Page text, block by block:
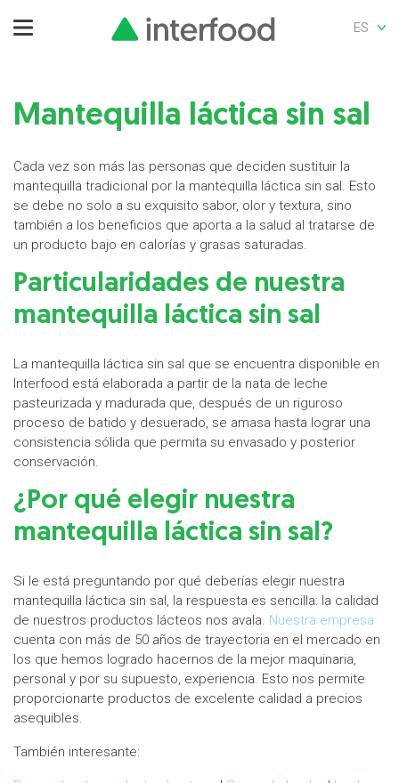
ES
Mantequilla láctica sin sal
Cada vez son más las personas que deciden sustituir la
mantequilla tradicional por la mantequilla láctica sin sal. Esto
se debe no solo a su exquisito sabor, olor y textura, sino
también a los beneficios que aporta a la salud al tratarse de
un producto bajo en calorías y grasas saturadas.
Particularidades de nuestra
mantequilla láctica sin sal
La mantequilla láctica sin sal que se encuentra disponible en
Interfood está elaborada a partir de la nata de leche
pasteurizada y madurada que, después de un riguroso
proceso de batido y desuerado, se amasa hasta lograr una
consistencia sólida que permita su envasado y posterior
conservación.
¿Por qué elegir nuestra
mantequilla láctica sin sal?
Si le está preguntando por qué deberías elegir nuestra
mantequilla láctica sin sal, la respuesta es sencilla: la calidad
de nuestros productos lácteos nos avala. Nuestra empresa
cuenta con más de 50 años de trayectoria en el mercado en
los que hemos logrado hacernos de la mejor maquinaria,
personal y por su supuesto, experiencia. Esto nos permite
proporcionarte productos de excelente calidad a precios
asequibles.
También interesante: